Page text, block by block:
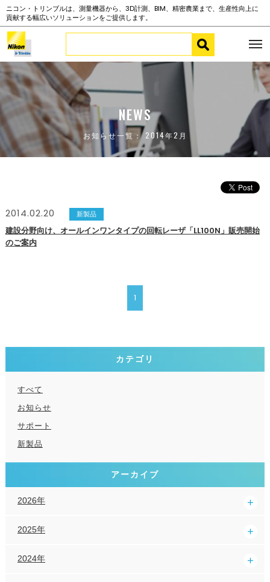
ニコン・トリンブルは、測量機器から、3D計測、BIM、精密農業まで、生産性向上に
貢献する幅広いソリューションをご提供します。
NEWS
お知らせ一覧： 2014年2月
2014.02.20 新製品
建設分野向け、オールインワンタイプの回転レーザ「LL100N」販売開始
のご案内
1
カテゴリ
すべて
お知らせ
サポート
新製品
アーカイブ
2026年
2025年
2024年